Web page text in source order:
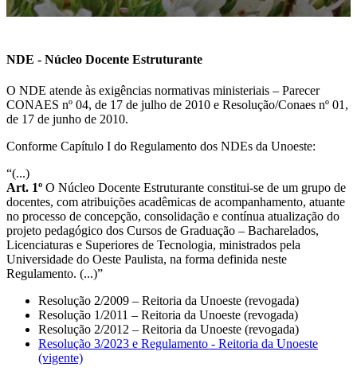
NDE - Núcleo Docente Estruturante
O NDE atende às exigências normativas ministeriais – Parecer
CONAES nº 04, de 17 de julho de 2010 e Resolução/Conaes nº 01,
de 17 de junho de 2010.
Conforme Capítulo I do Regulamento dos NDEs da Unoeste:
“(...)
Art. 1º O Núcleo Docente Estruturante constitui-se de um grupo de
docentes, com atribuições acadêmicas de acompanhamento, atuante
no processo de concepção, consolidação e contínua atualização do
projeto pedagógico dos Cursos de Graduação – Bacharelados,
Licenciaturas e Superiores de Tecnologia, ministrados pela
Universidade do Oeste Paulista, na forma definida neste
Regulamento. (...)”
Resolução 2/2009 – Reitoria da Unoeste (revogada)
Resolução 1/2011 – Reitoria da Unoeste (revogada)
Resolução 2/2012 – Reitoria da Unoeste (revogada)
Resolução 3/2023 e Regulamento - Reitoria da Unoeste
(vigente)